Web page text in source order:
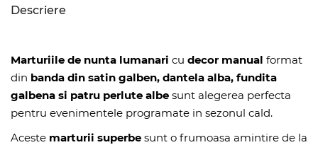
Descriere
Marturiile de nunta lumanari cu decor manual format
din banda din satin galben, dantela alba, fundita
galbena si patru perlute albe sunt alegerea perfecta
pentru evenimentele programate in sezonul cald.
Aceste marturii superbe sunt o frumoasa amintire de la